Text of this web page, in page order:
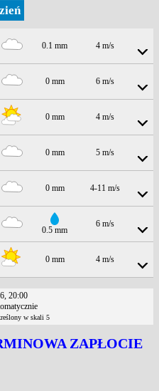
0.1 mm 4 m/s
0 mm 6 m/s
0 mm 4 m/s
0 mm 5 m/s
0 mm 4-11 m/s
0.5 mm
6 m/s
0 mm 4 m/s
20:00
w skali 5
ZAPŁOCIE